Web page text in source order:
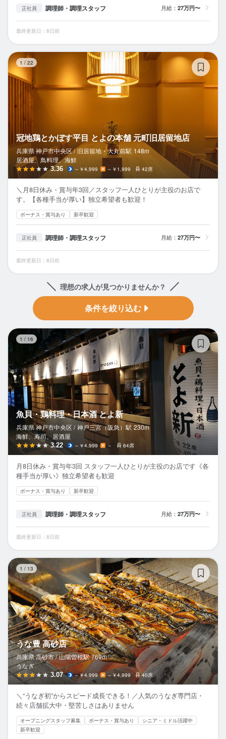
正社員 調理師・調理スタッフ 月給： 27万円〜
最終更新日：8日前
1 / 22
冠地鶏とかぼす平目 とよの本舗 元町旧居留地店
兵庫県 神戸市中央区 / 旧居留地・大丸前駅 148m
居酒屋、鳥料理、海鮮
3.36 ～￥4,999 ～￥1,999 42席
＼月8日休み・賞与年3回／スタッフ一人ひとりが主役のお店で
す。【各種手当が厚い】独立希望者も歓迎！
ボーナス・賞与あり 新卒歓迎
正社員 調理師・調理スタッフ 月給： 27万円〜
最終更新日：8日前
理想の求人が見つかりませんか？
条件を絞り込む
1 / 16
魚貝・鶏料理・日本酒 とよ新
兵庫県 神戸市中央区 / 神戸三宮（阪急）駅 230m
海鮮、寿司、居酒屋
3.22 ～￥4,999 － 64席
月8日休み・賞与年3回 スタッフ一人ひとりが主役のお店です《各
種手当が厚い》独立希望者も歓迎
ボーナス・賞与あり 新卒歓迎
正社員 調理師・調理スタッフ 月給： 27万円〜
最終更新日：8日前
1 / 13
うな豊 高砂店
兵庫県 高砂市 / 山陽曽根駅 769m
うなぎ
3.07 ～￥4,999 ～￥4,999 40席
＼“うなぎ初”からスピード成長できる！／人気のうなぎ専門店・
続々店舗拡大中・堅苦しさはありません
オープニングスタッフ募集 ボーナス・賞与あり
シニア・ミドル活躍中
新卒歓迎